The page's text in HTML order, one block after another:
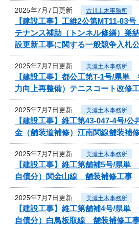
2025年7月7日更新 古川土木事務所
【建設工事】工維2公第MT11-
テナンス補助（トンネル修繕）巣
設更新工事に関する一般競争入札
2025年7月7日更新 美濃土木事務所
【建設工事】都公工第T-1号/県単
力向上再整備）テニスコート改修
2025年7月7日更新 美濃土木事務所
【建設工事】維工第43-047-4号/
金（舗装道補修）江南関線舗装補
2025年7月7日更新 美濃土木事務所
【建設工事】維工第舗補5号/県単
自債分）関金山線 舗装補修工事
2025年7月7日更新 美濃土木事務所
【建設工事】維工第舗補4号/県単
自債分）白鳥板取線 舗装補修工